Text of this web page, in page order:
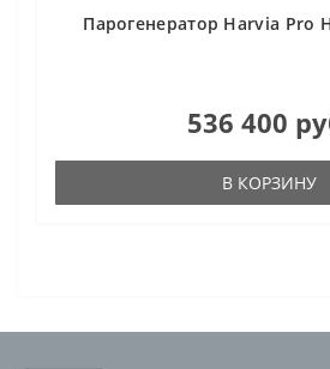
Парогенератор Harvia Pro
536 400
В КОРЗИНУ